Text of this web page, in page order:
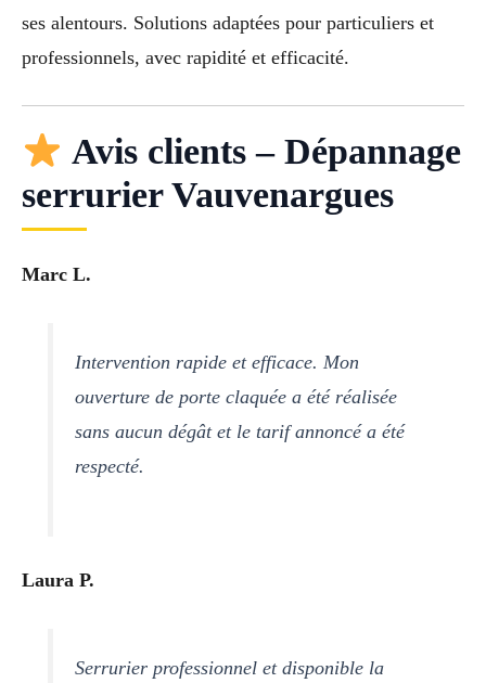
ses alentours. Solutions adaptées pour particuliers et
professionnels, avec rapidité et efficacité.
Avis clients – Dépannage
serrurier Vauvenargues
Marc L.
Intervention rapide et efficace. Mon
ouverture de porte claquée a été réalisée
sans aucun dégât et le tarif annoncé a été
respecté.
Laura P.
Serrurier professionnel et disponible la